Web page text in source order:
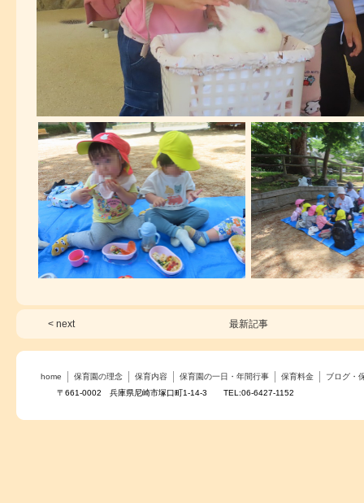
< next 最新記事
home 保育園の理念 保育内容 保育園の一日・年間行事 保育料金
ブログ・
〒661-0002 兵庫県尼崎市塚口町1-14-3 TEL:06-6427-1152